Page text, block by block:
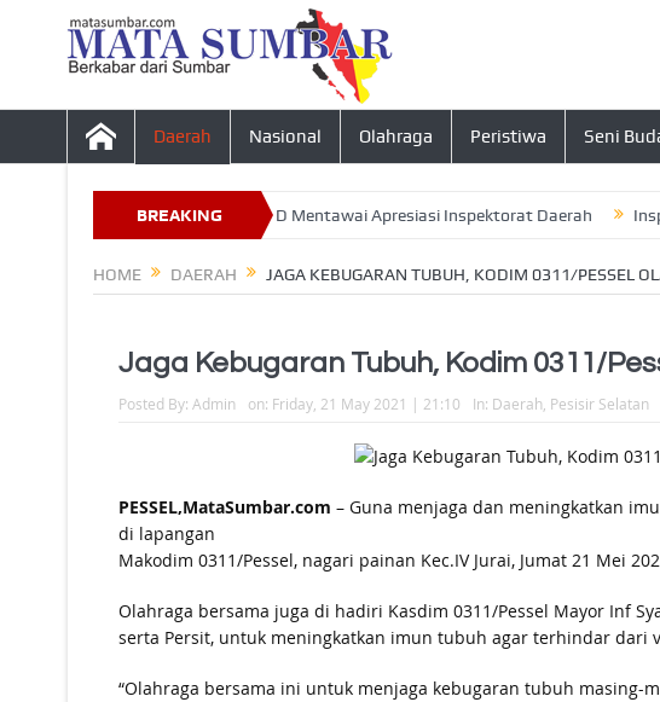
Daerah Nasional Olahraga Peristiwa Seni
BREAKING
NEWS
Desa Tahun 2026, Ketua DPRD Mentawai Apresiasi Inspektorat Daerah
HOME DAERAH JAGA KEBUGARAN TUBUH, KODIM 0311/PESSEL
Jaga Kebugaran Tubuh, Kodim 0311/
Posted By: Admin on: Friday, 21 May 2021 | 21:10 In: Daerah Pesisir Selatan
PESSEL,MataSumbar.com – Guna menjaga dan meningkatkan
di lapangan
Makodim 0311/Pessel, nagari painan Kec.IV Jurai, Jumat 21 Mei
Olahraga bersama juga di hadiri Kasdim 0311/Pessel Mayor Inf
serta Persit, untuk meningkatkan imun tubuh agar terhindar dari
“Olahraga bersama ini untuk menjaga kebugaran tubuh masing-